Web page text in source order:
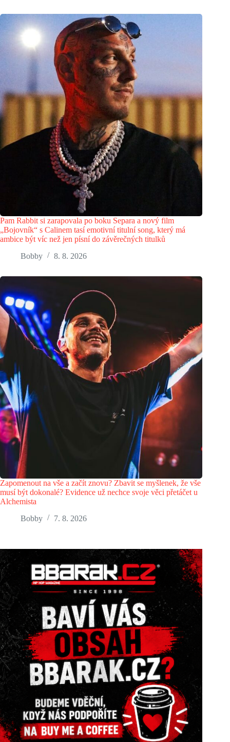
Pam Rabbit si zarapovala po boku Separa a nový film
„Bojovník“ s Calinem tasí emotivní titulní song, který má
ambice být víc než jen písní do závěrečných titulků
Bobby
8. 8. 2026
Zapomenout na vše a začít znovu? Zbavit se myšlenek, že vše
musí být dokonalé? Evidence už nechce svoje věci přetáčet u
Alchemista
Bobby
7. 8. 2026